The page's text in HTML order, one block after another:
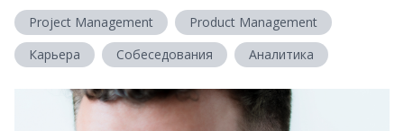
Project Management
Product Management
Карьера
Собеседования Аналитика